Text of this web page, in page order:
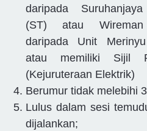
daripada
(ST) atau
daripada Unit
atau memiliki Sijil
(Kejuruteraan Elektrik)
Berumur tidak melebihi
Lulus dalam sesi
dijalankan;